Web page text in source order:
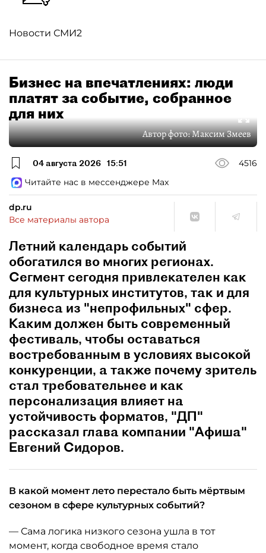
Новости СМИ2
Бизнес на впечатлениях: люди
платят за событие, собранное
для них
Автор фото:Максим Змеев
04 августа 2026 15:51
4516
Читайте нас в мессенджере Max
dp.ru
Все материалы автора
Летний календарь событий
обогатился во многих регионах.
Сегмент сегодня привлекателен как
для культурных институтов, так и для
бизнеса из "непрофильных" сфер.
Каким должен быть современный
фестиваль, чтобы оставаться
востребованным в условиях высокой
конкуренции, а также почему зритель
стал требовательнее и как
персонализация влияет на
устойчивость форматов, "ДП"
рассказал глава компании "Афиша"
Евгений Сидоров.
В какой момент лето перестало быть мёртвым
сезоном в сфере культурных событий?
— Сама логика низкого сезона ушла в тот
момент, когда свободное время стало